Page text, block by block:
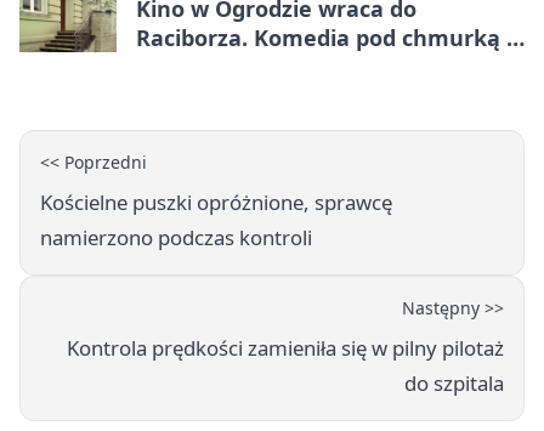
Kino w Ogrodzie wraca do
Raciborza. Komedia pod chmurką w
<< Poprzedni
Kościelne puszki opróżnione, sprawcę
namierzono podczas kontroli
Następny >>
Kontrola prędkości zamieniła się w pilny pilotaż
do szpitala